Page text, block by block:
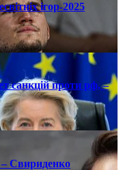
ігор-2025
санкцій проти рф, –
– Свириденко